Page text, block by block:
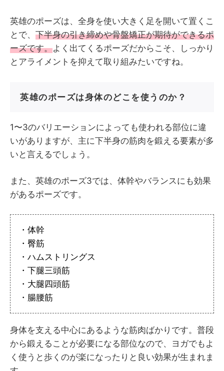
英雄のポーズは、全身を使い大きく足を開いて置くこ
とで、 下半身の引き締めや骨盤矯正が期待ができるポ
ーズです。よく出てくるポーズだからこそ、しっかり
とアライメントを抑えて取り組みたいですね。
英雄のポーズは身体のどこを使うのか？
1〜3のバリエーションによっても使われる部位に違
いがありますが、主に下半身の筋肉を鍛える要素が多
いと言えるでしょう。
また、英雄のポーズ3では、体幹やバランスにも効果
があるポーズです。
・体幹
・臀筋
・ハムストリングス
・下腿三頭筋
・大腿四頭筋
・腸腰筋
身体を支える中心にあるような筋肉ばかりです。普段
から鍛えることが必要になる部位なので、ヨガでもよ
く使うと歩くのが楽になったりと良い効果が生まれま